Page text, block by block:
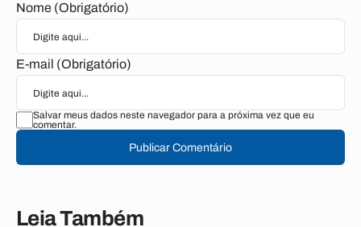
Nome (Obrigatório)
E-mail (Obrigatório)
Salvar meus dados neste navegador para a próxima vez que eu
comentar.
Publicar Comentário
Leia Também